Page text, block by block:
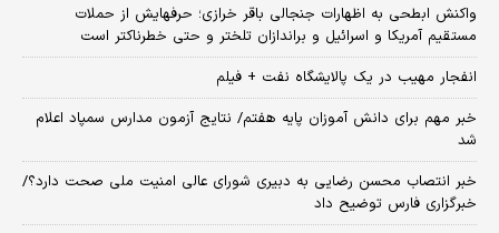
واکنش ابطحی به اظهارات جنجالی باقر خرازی؛ حرفهایش از حملات
مستقیم آمریکا و اسرائیل و براندازان تلختر و حتی خطرناکتر است
انفجار مهیب در یک پالایشگاه نفت + فیلم
خبر مهم برای دانش آموزان پایه هفتم/ نتایج آزمون مدارس سمپاد اعلام
شد
خبر انتصاب محسن رضایی به دبیری شورای عالی امنیت ملی صحت دارد؟/
خبرگزاری فارس توضیح داد